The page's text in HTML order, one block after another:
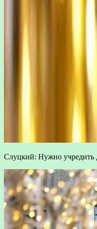
Слуцкий: Нужно учредить